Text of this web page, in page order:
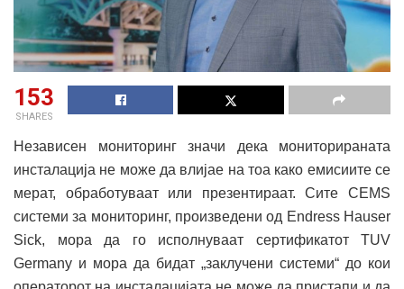
153
SHARES
Независен мониторинг значи дека мониторираната
инсталација не може да влијае на тоа како емисиите се
мерат, обработуваат или презентираат. Сите CEMS
системи за мониторинг, произведени од Endress Hauser
Sick, мора да го исполнуваат сертификатот TUV
Germany и мора да бидат „заклучени системи“ до кои